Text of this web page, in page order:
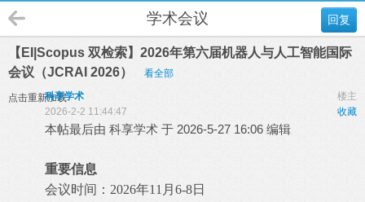
回复
学术会议
【EI|Scopus 双检索】2026年第六届机器人与人工智能国际
会议（JCRAI 2026）
看全部
点击重新加载 楼主
科享学术
收藏
2026-2-2 11:44:47
本帖最后由 科享学术 于 2026-5-27 16:06 编辑
重要信息
会议时间：2026年11月6-8日